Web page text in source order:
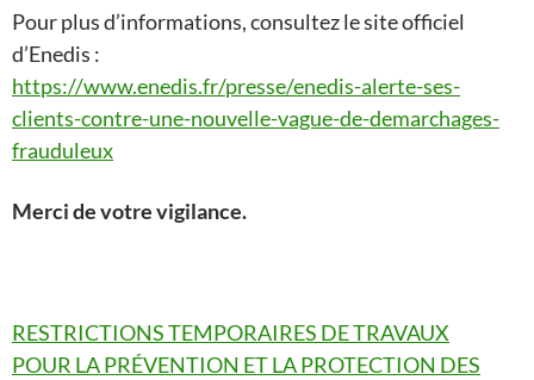
Pour plus d’informations, consultez le site officiel
d’Enedis :
https://www.enedis.fr/presse/enedis-alerte-ses-
clients-contre-une-nouvelle-vague-de-demarchages-
frauduleux
Merci de votre vigilance.
RESTRICTIONS TEMPORAIRES DE TRAVAUX
POUR LA PRÉVENTION ET LA PROTECTION DES